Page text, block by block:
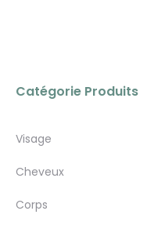
Catégorie Produits
Visage
Cheveux
Corps